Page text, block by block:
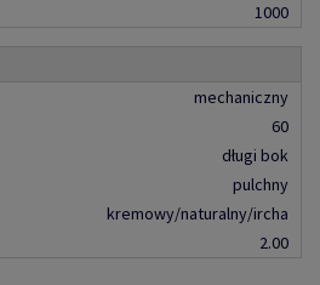
1000
mechaniczny
60
długi bok
pulchny
kremowy/naturalny/ircha
2.00